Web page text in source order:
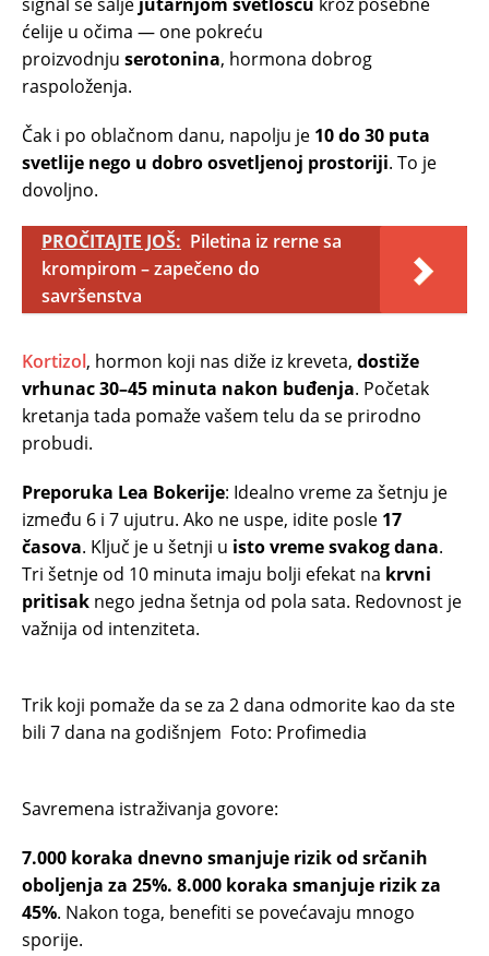
ćelije u očima — one pokreću
proizvodnju serotonina, hormona dobrog
raspoloženja.
Čak i po oblačnom danu, napolju je 10 do 30 puta
svetlije nego u dobro osvetljenoj prostoriji. To je
dovoljno.
PROČITAJTE JOŠ: Piletina iz rerne sa
krompirom – zapečeno do
savršenstva
Kortizol, hormon koji nas diže iz kreveta, dostiže
vrhunac 30–45 minuta nakon buđenja. Početak
kretanja tada pomaže vašem telu da se prirodno
probudi.
Preporuka Lea Bokerije: Idealno vreme za šetnju je
između 6 i 7 ujutru. Ako ne uspe, idite posle 17
časova. Ključ je u šetnji u isto vreme svakog dana.
Tri šetnje od 10 minuta imaju bolji efekat na krvni
pritisak nego jedna šetnja od pola sata. Redovnost je
važnija od intenziteta.
Trik koji pomaže da se za 2 dana odmorite kao da ste
bili 7 dana na godišnjem Foto: Profimedia
Savremena istraživanja govore:
7.000 koraka dnevno smanjuje rizik od srčanih
oboljenja za 25%. 8.000 koraka smanjuje rizik za
45%. Nakon toga, benefiti se povećavaju mnogo
sporije.